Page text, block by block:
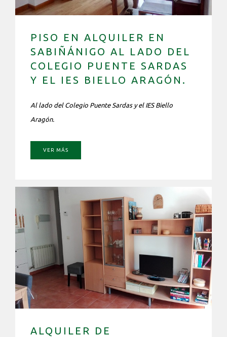
PISO EN ALQUILER EN
SABIÑÁNIGO AL LADO DEL
COLEGIO PUENTE SARDAS
Y EL IES BIELLO ARAGÓN.
Al lado del Colegio Puente Sardas y el IES Biello
Aragón.
VER MÁS
ALQUILER DE